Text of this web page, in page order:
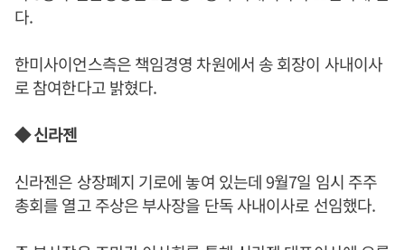
다.
한미사이언스측은 책임경영 차원에서 송 회장이 사내이사
로 참여한다고 밝혔다.
◆ 신라젠
신라젠은 상장폐지 기로에 놓여 있는데 9월7일 임시 주주
총회를 열고 주상은 부사장을 단독 사내이사로 선임했다.